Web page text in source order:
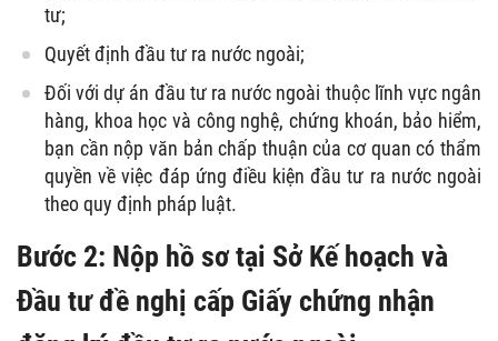
tư;
Quyết định đầu tư ra nước ngoài;
Đối với dự án đầu tư ra nước ngoài thuộc lĩnh vực ngân
hàng, khoa học và công nghệ, chứng khoán, bảo hiểm,
bạn cần nộp văn bản chấp thuận của cơ quan có thẩm
quyền về việc đáp ứng điều kiện đầu tư ra nước ngoài
theo quy định pháp luật.
Bước 2: Nộp hồ sơ tại Sở Kế hoạch và
Đầu tư đề nghị cấp Giấy chứng nhận